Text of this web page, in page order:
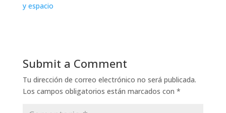
y espacio
Submit a Comment
Tu dirección de correo electrónico no será publicada.
Los campos obligatorios están marcados con *